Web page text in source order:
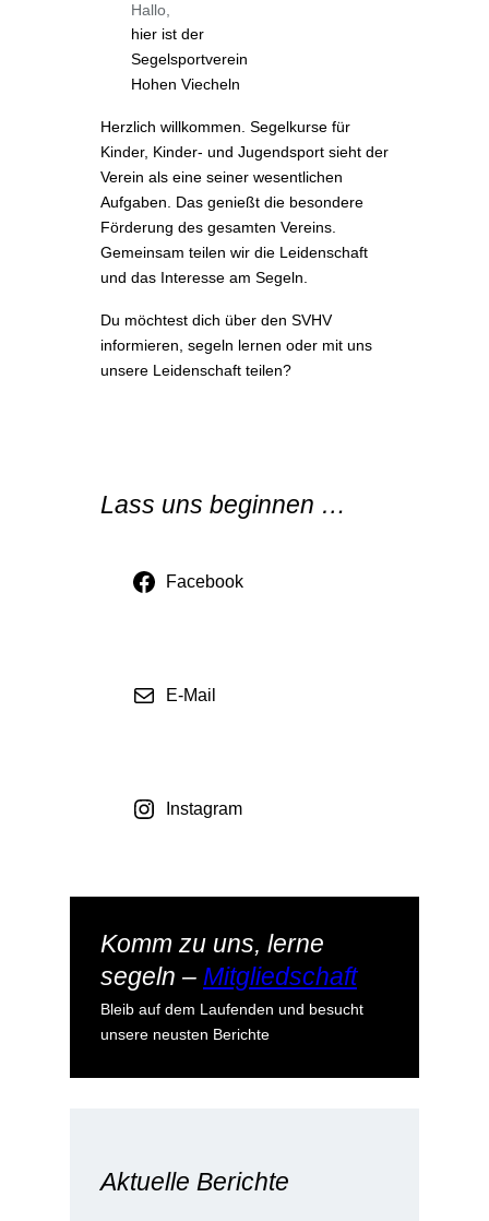
Hallo,
hier ist der
Segelsportverein
Hohen Viecheln
Herzlich willkommen. Segelkurse für
Kinder, Kinder- und Jugendsport sieht der
Verein als eine seiner wesentlichen
Aufgaben. Das genießt die besondere
Förderung des gesamten Vereins.
Gemeinsam teilen wir die Leidenschaft
und das Interesse am Segeln.
Du möchtest dich über den SVHV
informieren, segeln lernen oder mit uns
unsere Leidenschaft teilen?
Lass uns beginnen …
Facebook
E-Mail
Instagram
Komm zu uns, lerne
segeln – Mitgliedschaft
Bleib auf dem Laufenden und besucht
unsere neusten Berichte
Aktuelle Berichte